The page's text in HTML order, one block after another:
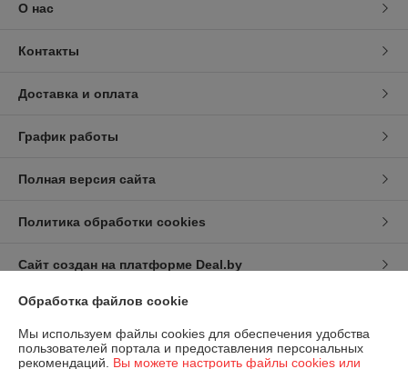
О нас
Контакты
Доставка и оплата
График работы
Полная версия сайта
Политика обработки cookies
Сайт создан на платформе Deal.by
Обработка файлов cookie
Мы используем файлы cookies для обеспечения удобства
пользователей портала и предоставления персональных
рекомендаций. Вы можете настроить файлы cookies или